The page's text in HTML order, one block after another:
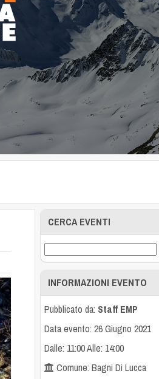
CERCA EVENTI
INFORMAZIONI EVENTO
Pubblicato da: Staff EMP
Data evento: 26 Giugno 2021
Dalle: 11:00 Alle: 14:00
Comune: Bagni Di Lucca